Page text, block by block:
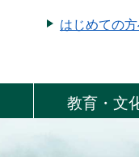
はじめての
教育・文